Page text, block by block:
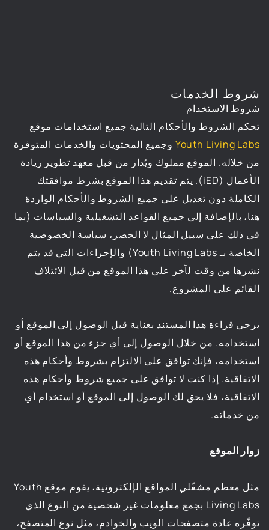
شروط الخدمات
شروط الاستخدام
تحكم الشروط والأحكام التالية جميع استخدامات موقع
Youth Living Labs وجميع المحتويات والخدمات المتوفرة
من خلاله. الموقع مملوك ويُدار من قبل معهد تطوير ريادة
الأعمال (iED). يتم تقديم هذا الموقع بشرط موافقتك
الكاملة دون تعديل على جميع الشروط والأحكام الواردة
هنا، بالإضافة إلى جميع القواعد التشغيلية والسياسات (بما
في ذلك على سبيل المثال لا الحصر، سياسة الخصوصية
الخاصة بـ Youth Living Labs) والإجراءات التي قد يتم
نشرها من وقت لآخر على هذا الموقع من قبل الائتلاف
القائم على المشروع.
يرجى قراءة هذا المستند بعناية قبل الوصول إلى الموقع أو
استخدامه. من خلال الوصول إلى أي جزء من هذا الموقع أو
استخدامه، فإنك توافق على الالتزام بشروط وأحكام هذه
الاتفاقية. إذا كنت لا توافق على جميع شروط وأحكام هذه
الاتفاقية، فلا يحق لك الوصول إلى الموقع أو استخدام أي
من خدماته.
زوار الموقع
مثل معظم مشغّلي المواقع الإلكترونية، يقوم موقع Youth
Living Labs بجمع معلومات غير شخصية من النوع الذي
توفّره عادة متصفحات الويب والخوادم، مثل نوع المتصفح،